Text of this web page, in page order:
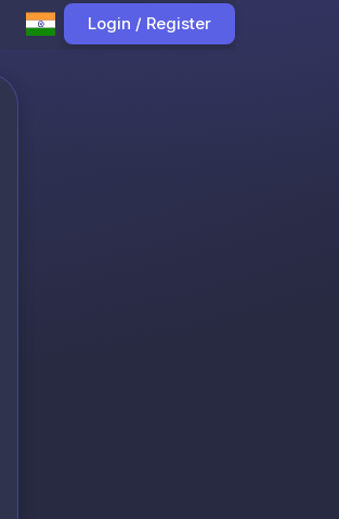
Login / Register